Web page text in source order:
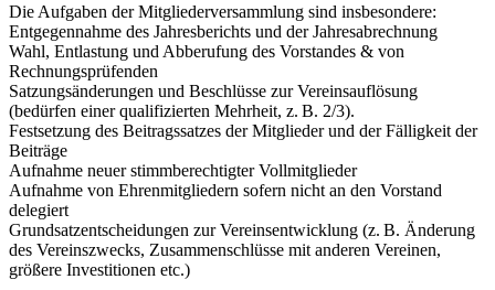
Die Aufgaben der Mitgliederversammlung sind insbesondere:
Entgegennahme des Jahresberichts und der Jahresabrechnung
Wahl, Entlastung und Abberufung des Vorstandes & von
Rechnungsprüfenden
Satzungsänderungen und Beschlüsse zur Vereinsauflösung
(bedürfen einer qualifizierten Mehrheit, z. B. 2/3).
Festsetzung des Beitragssatzes der Mitglieder und der Fälligkeit der
Beiträge
Aufnahme neuer stimmberechtigter Vollmitglieder
Aufnahme von Ehrenmitgliedern sofern nicht an den Vorstand
delegiert
Grundsatzentscheidungen zur Vereinsentwicklung (z. B. Änderung
des Vereinszwecks, Zusammenschlüsse mit anderen Vereinen,
größere Investitionen etc.)